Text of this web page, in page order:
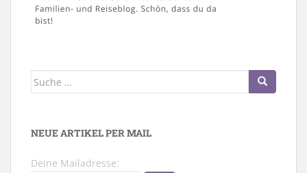
Suche
NEUE ARTIKEL PER MAIL
Deine Mailadresse: